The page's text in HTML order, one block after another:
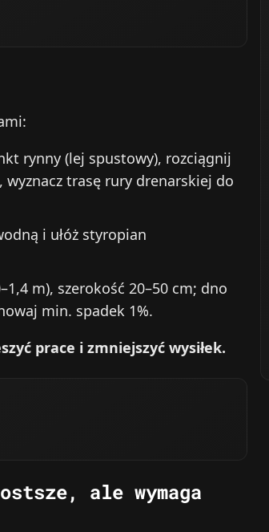
rynny (lej spustowy), rozciągnij
trasę rury drenarskiej do
i ułóż styropian
m), szerokość 20–50 cm; dno
min. spadek 1%.
prace i zmniejszyć wysiłek.
ale wymaga